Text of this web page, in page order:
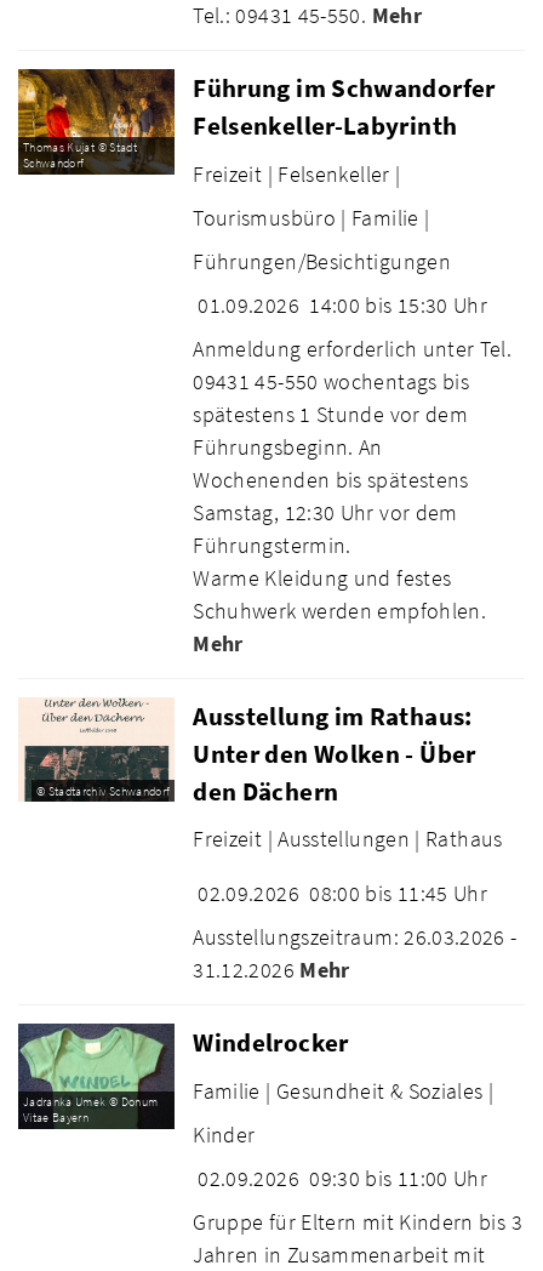
Tel.: 09431 45-550. Mehr
Thomas Kujat © Stadt
Schwandorf
Führung im Schwandorfer
Felsenkeller-Labyrinth
Freizeit | Felsenkeller |
Tourismusbüro | Familie |
Führungen/Besichtigungen
01.09.2026 14:00 bis 15:30 Uhr
Anmeldung erforderlich unter Tel.
09431 45-550 wochentags bis
spätestens 1 Stunde vor dem
Führungsbeginn. An
Wochenenden bis spätestens
Samstag, 12:30 Uhr vor dem
Führungstermin.
Warme Kleidung und festes
Schuhwerk werden empfohlen.
Mehr
© Stadtarchiv Schwandorf
Ausstellung im Rathaus:
Unter den Wolken - Über
den Dächern
Freizeit | Ausstellungen | Rathaus
02.09.2026 08:00 bis 11:45 Uhr
Ausstellungszeitraum: 26.03.2026 -
31.12.2026 Mehr
Jadranka Umek © Donum
Vitae Bayern
Windelrocker
Familie | Gesundheit & Soziales |
Kinder
02.09.2026 09:30 bis 11:00 Uhr
Gruppe für Eltern mit Kindern bis 3
Jahren in Zusammenarbeit mit